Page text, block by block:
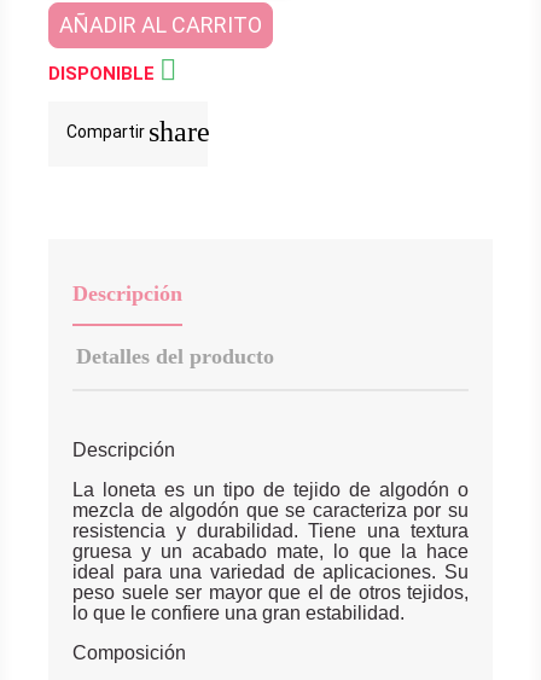
AÑADIR AL CARRITO
DISPONIBLE 
Compartir share
Descripción
Detalles del producto
Descripción
La loneta es un tipo de tejido de algodón o
mezcla de algodón que se caracteriza por su
resistencia y durabilidad. Tiene una textura
gruesa y un acabado mate, lo que la hace
ideal para una variedad de aplicaciones. Su
peso suele ser mayor que el de otros tejidos,
lo que le confiere una gran estabilidad.
Composición